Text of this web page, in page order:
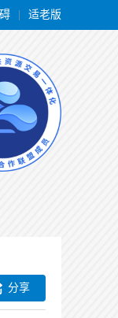
适老版
分享